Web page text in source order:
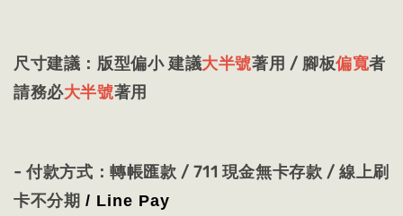
尺寸建議：版型偏小 建議大半號著用 / 腳板偏寬者
請務必大半號著用
- 付款方式：轉帳匯款 / 711 現金無卡存款 / 線上刷
卡不分期 / Line Pay